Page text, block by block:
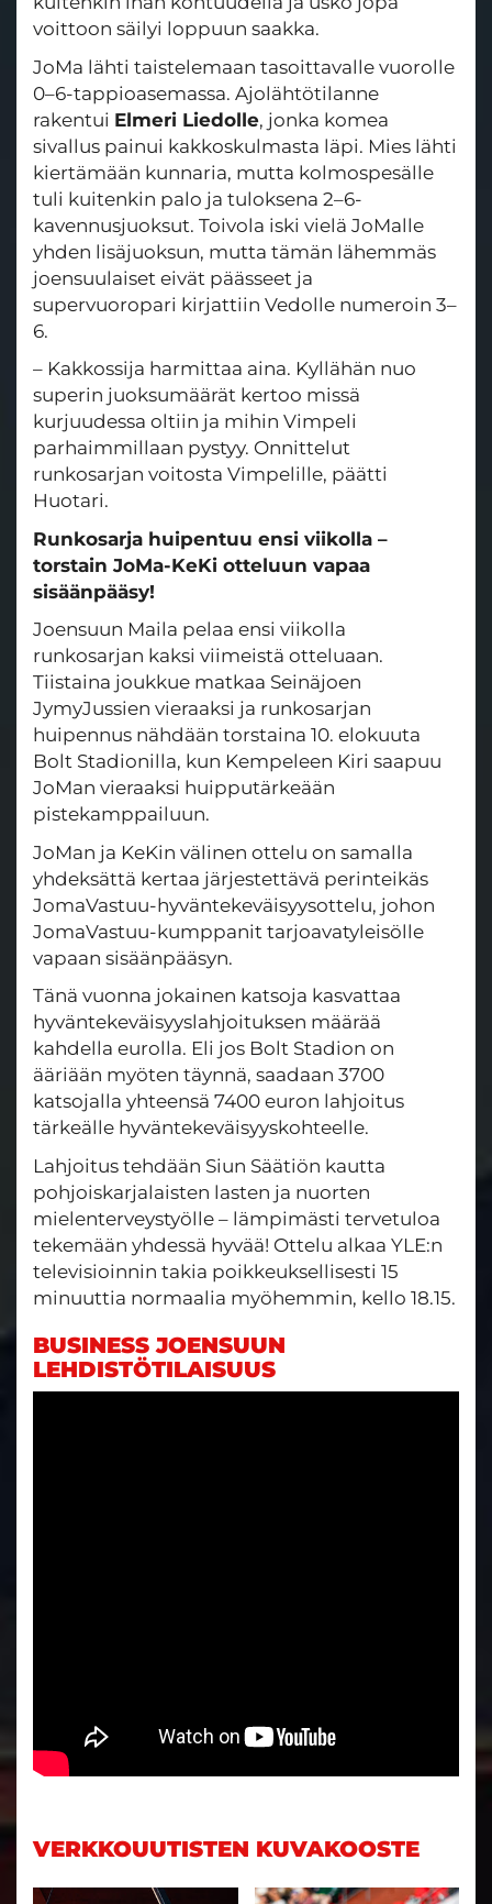
voittoon säilyi loppuun saakka.
JoMa lähti taistelemaan tasoittavalle vuorolle
0–6-tappioasemassa. Ajolähtötilanne
rakentui Elmeri Liedolle, jonka komea
sivallus painui kakkoskulmasta läpi. Mies lähti
kiertämään kunnaria, mutta kolmospesälle
tuli kuitenkin palo ja tuloksena 2–6-
kavennusjuoksut. Toivola iski vielä JoMalle
yhden lisäjuoksun, mutta tämän lähemmäs
joensuulaiset eivät päässeet ja
supervuoropari kirjattiin Vedolle numeroin 3–
6.
– Kakkossija harmittaa aina. Kyllähän nuo
superin juoksumäärät kertoo missä
kurjuudessa oltiin ja mihin Vimpeli
parhaimmillaan pystyy. Onnittelut
runkosarjan voitosta Vimpelille, päätti
Huotari.
Runkosarja huipentuu ensi viikolla –
torstain JoMa-KeKi otteluun vapaa
sisäänpääsy!
Joensuun Maila pelaa ensi viikolla
runkosarjan kaksi viimeistä otteluaan.
Tiistaina joukkue matkaa Seinäjoen
JymyJussien vieraaksi ja runkosarjan
huipennus nähdään torstaina 10. elokuuta
Bolt Stadionilla, kun Kempeleen Kiri saapuu
JoMan vieraaksi huipputärkeään
pistekamppailuun.
JoMan ja KeKin välinen ottelu on samalla
yhdeksättä kertaa järjestettävä perinteikäs
JomaVastuu-hyväntekeväisyysottelu, johon
JomaVastuu-kumppanit tarjoavatyleisölle
vapaan sisäänpääsyn.
Tänä vuonna jokainen katsoja kasvattaa
hyväntekeväisyyslahjoituksen määrää
kahdella eurolla. Eli jos Bolt Stadion on
ääriään myöten täynnä, saadaan 3700
katsojalla yhteensä 7400 euron lahjoitus
tärkeälle hyväntekeväisyyskohteelle.
Lahjoitus tehdään Siun Säätiön kautta
pohjoiskarjalaisten lasten ja nuorten
mielenterveystyölle – lämpimästi tervetuloa
tekemään yhdessä hyvää! Ottelu alkaa YLE:n
televisioinnin takia poikkeuksellisesti 15
minuuttia normaalia myöhemmin, kello 18.15.
BUSINESS JOENSUUN
LEHDISTÖTILAISUUS
VERKKOUUTISTEN KUVAKOOSTE